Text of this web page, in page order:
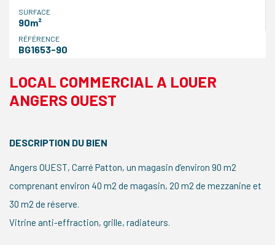
SURFACE
90m²
RÉFÉRENCE
BG1653-90
LOCAL COMMERCIAL A LOUER
ANGERS OUEST
DESCRIPTION DU BIEN
Angers OUEST, Carré Patton, un magasin d’environ 90 m2
comprenant environ 40 m2 de magasin, 20 m2 de mezzanine et
30 m2 de réserve.
Vitrine anti-effraction, grille, radiateurs.